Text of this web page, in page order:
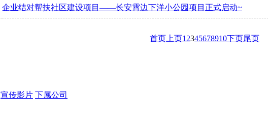
企业结对帮扶社区建设项目——长安霄边下洋小公园项目正式启动~
首页 上页1 2345678910下页尾页
宣传影片 下属公司